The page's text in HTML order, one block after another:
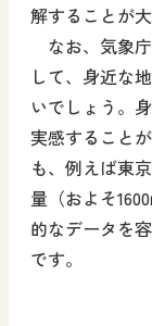
解することが大
なお、気象
して、身近な
いでしょう。
実感すること
も、例えば東
量（およそ
的なデータを
です。